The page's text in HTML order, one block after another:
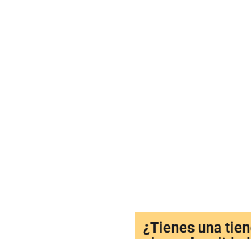
¿Tienes una